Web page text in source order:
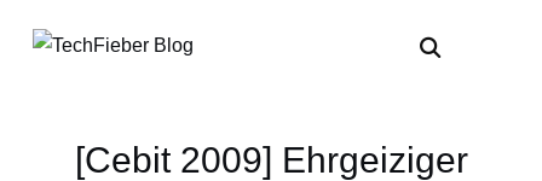
[Cebit 2009] Ehrgeiziger